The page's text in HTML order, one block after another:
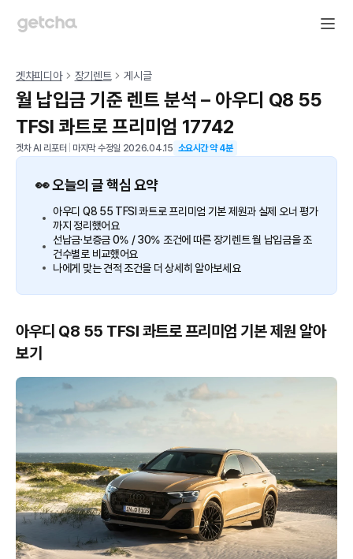
겟차피디아 장기렌트 게시글
월 납입금 기준 렌트 분석 – 아우디 Q8 55
TFSI 콰트로 프리미엄 17742
겟차 AI 리포터 마지막 수정일 2026.04.15 소요시간 약4분
👀 오늘의 글 핵심 요약
아우디 Q8 55 TFSI 콰트로 프리미엄 기본 제원과 실제 오너 평가
까지 정리했어요
선납금·보증금 0% / 30% 조건에 따른 장기렌트 월 납입금을 조
건수별로 비교했어요
나에게 맞는 견적 조건을 더 상세히 알아보세요
아우디 Q8 55 TFSI 콰트로 프리미엄 기본 제원 알아
보기